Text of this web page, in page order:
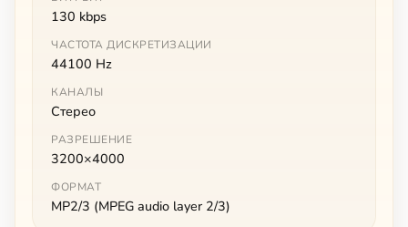
130 kbps
ЧАСТОТА ДИСКРЕТИЗАЦИИ
44100 Hz
КАНАЛЫ
Стерео
РАЗРЕШЕНИЕ
3200×4000
ФОРМАТ
MP2/3 (MPEG audio layer 2/3)